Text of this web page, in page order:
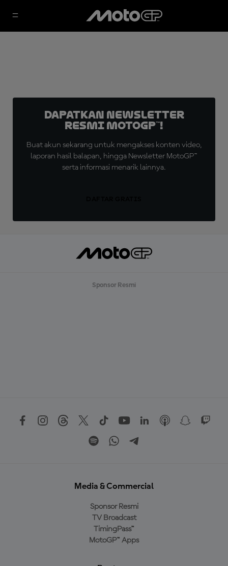
Dapatkan Newsletter
Resmi MotoGP™!
Buat akun sekarang untuk mengakses konten video,
laporan hasil balapan, hingga Newsletter MotoGP™
serta informasi menarik lainnya.
Sponsor Resmi
Media & Commercial
Sponsor Resmi
TV Broadcast
TimingPass™
MotoGP™ Apps